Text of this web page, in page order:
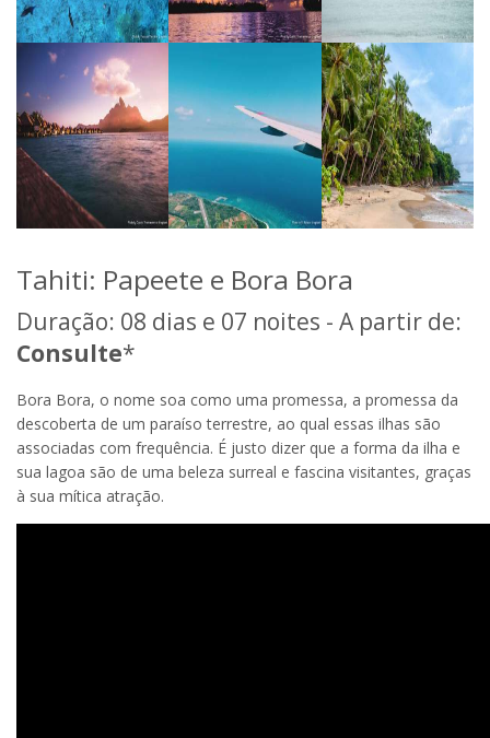
Tahiti: Papeete e Bora Bora
Duração: 08 dias e 07 noites - A partir de:
Consulte*
Bora Bora, o nome soa como uma promessa, a promessa da
descoberta de um paraíso terrestre, ao qual essas ilhas são
associadas com frequência. É justo dizer que a forma da ilha e
sua lagoa são de uma beleza surreal e fascina visitantes, graças
à sua mítica atração.